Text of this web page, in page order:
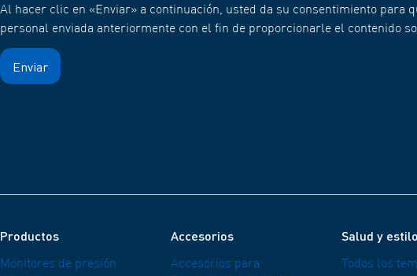
Al hacer clic en «Enviar» a continuación, usted da su consentimiento para
personal enviada anteriormente con el fin de proporcionarle el contenido
Productos
Monitores de presión
Accesorios
Accesorios para
Salud y
Todos los